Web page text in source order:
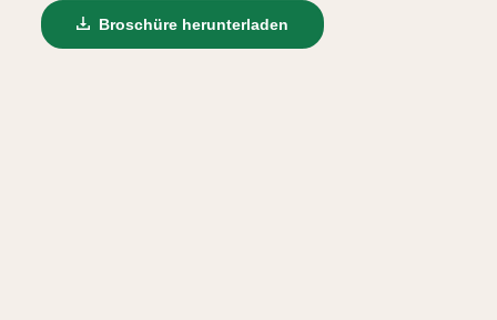
Broschüre herunterladen